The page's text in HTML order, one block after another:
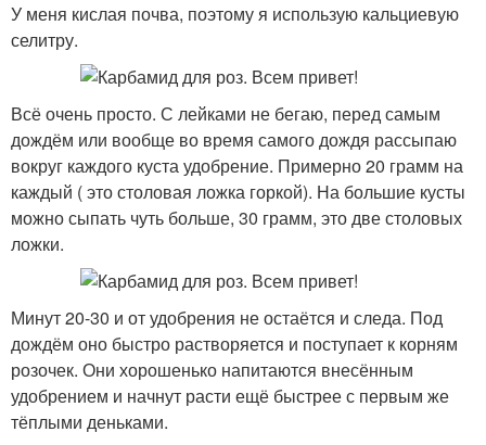
У меня кислая почва, поэтому я использую кальциевую
селитру.
Всё очень просто. С лейками не бегаю, перед самым
дождём или вообще во время самого дождя рассыпаю
вокруг каждого куста удобрение. Примерно 20 грамм на
каждый ( это столовая ложка горкой). На большие кусты
можно сыпать чуть больше, 30 грамм, это две столовых
ложки.
Минут 20-30 и от удобрения не остаётся и следа. Под
дождём оно быстро растворяется и поступает к корням
розочек. Они хорошенько напитаются внесённым
удобрением и начнут расти ещё быстрее с первым же
тёплыми деньками.